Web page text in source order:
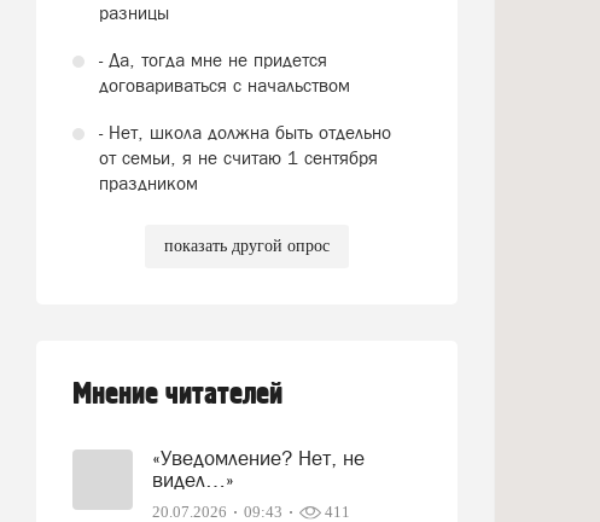
разницы
- Да, тогда мне не придется
договариваться с начальством
- Нет, школа должна быть отдельно
от семьи, я не считаю 1 сентября
праздником
показать другой опрос
Мнение читателей
«Уведомление? Нет, не
видел…»
20.07.2026 09:43 411